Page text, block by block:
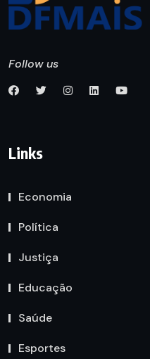
Follow us
Links
Economia
Política
Justiça
Educação
Saúde
Esportes